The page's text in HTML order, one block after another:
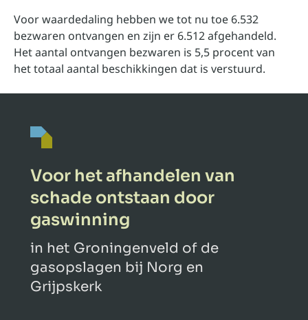
Voor waardedaling hebben we tot nu toe 6.532
bezwaren ontvangen en zijn er 6.512 afgehandeld.
Het aantal ontvangen bezwaren is 5,5 procent van
het totaal aantal beschikkingen dat is verstuurd.
Voor het afhandelen van
schade ontstaan door
gaswinning
in het Groningenveld of de
gasopslagen bij Norg en
Grijpskerk